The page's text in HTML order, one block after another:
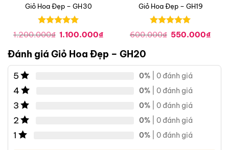
Giỏ Hoa Đẹp – GH30
Được xếp
hạng
05
1.200.000₫ Giá
là:
1.200.000₫.
1.100.000₫
là:
1.100.000₫.
Giỏ Hoa Đẹp – GH19
Được xếp
hạng 05
600.000₫ Giá
550.000₫
Đánh giá Giỏ Hoa Đẹp – GH20
5 0% | 0 đánh giá
4 0% | 0 đánh giá
3 0% | 0 đánh giá
2 0% | 0 đánh giá
1 0% | 0 đánh giá